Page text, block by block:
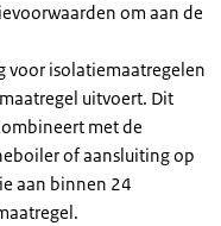
om aan de
voor isolatiemaatregelen
uitvoert. Dit
met de
of aansluiting op
aan binnen 24